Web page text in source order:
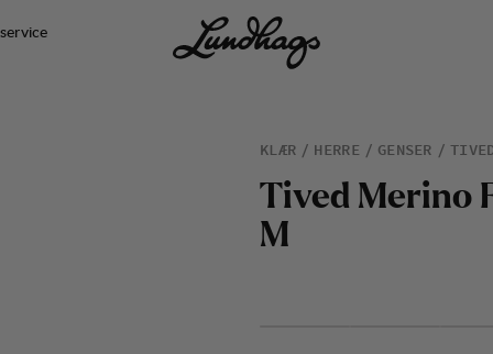
KLÆR HERRE GENSER
Tived Merino
M